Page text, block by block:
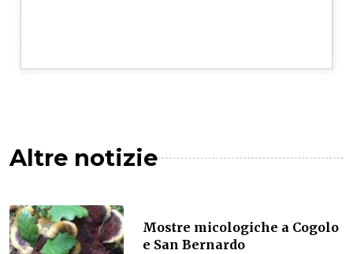
Altre notizie
Mostre micologiche a Cogolo
e San Bernardo